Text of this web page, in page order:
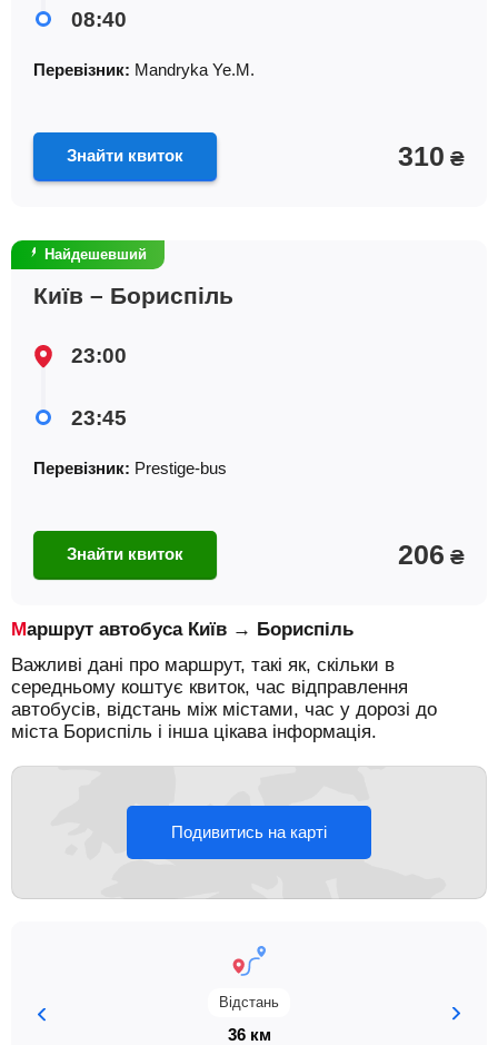
08:40
Перевізник: Mandryka Ye.M.
Знайти квиток 310 ₴
Найдешевший
Київ – Бориспіль
23:00
23:45
Перевізник: Prestige-bus
Знайти квиток 206 ₴
Маршрут автобуса Київ → Бориспіль
Важливі дані про маршрут, такі як, скільки в
середньому коштує квиток, час відправлення
автобусів, відстань між містами, час у дорозі до
міста Бориспіль і інша цікава інформація.
Подивитись на карті
Відстань
36 км